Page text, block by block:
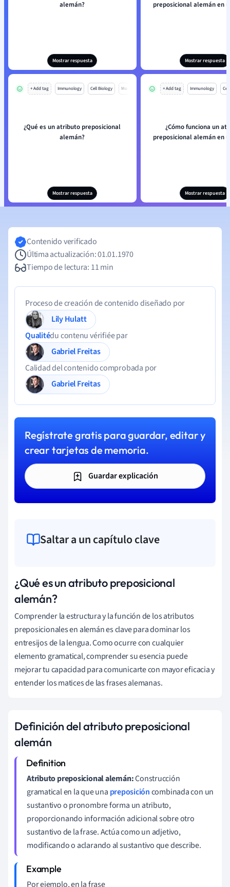
alemán?
Mostrar respuesta
preposicional alemán en
Mostrar respuesta
+ Add tag Immunology Cell Biology Mo
¿Qué es un atributo preposicional
alemán?
Mostrar respuesta
+ Add tag Immunology
¿Cómo funciona un
preposicional alemán en
Mostrar respuesta
Contenido verificado
Última actualización: 01.01.1970
Tiempo de lectura: 11 min
Proceso de creación de contenido diseñado por
Lily Hulatt
Qualitédu contenu vérifiée par
Gabriel Freitas
Calidad del contenido comprobada por
Gabriel Freitas
Regístrate gratis para guardar, editar y
crear tarjetas de memoria.
Guardar explicación
Saltar a un capítulo clave
¿Qué es un atributo preposicional
alemán?
Comprender la estructura y la función de los atributos
preposicionales en alemán es clave para dominar los
entresijos de la lengua. Como ocurre con cualquier
elemento gramatical, comprender su esencia puede
mejorar tu capacidad para comunicarte con mayor eficacia y
entender los matices de las frases alemanas.
Definición del atributo preposicional
alemán
Atributo preposicional alemán:Construcción
gramatical en la que una preposicióncombinada con un
sustantivo o pronombre forma un atributo,
proporcionando información adicional sobre otro
sustantivo de la frase. Actúa como un adjetivo,
modificando o aclarando al sustantivo que describe.
Por ejemplo, en la frase